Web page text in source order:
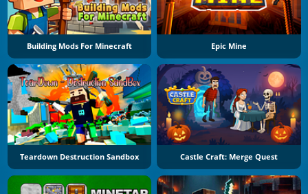
Building Mods For Minecraft Epic Mine
Teardown Destruction Sandbox Castle Craft: Merge Quest